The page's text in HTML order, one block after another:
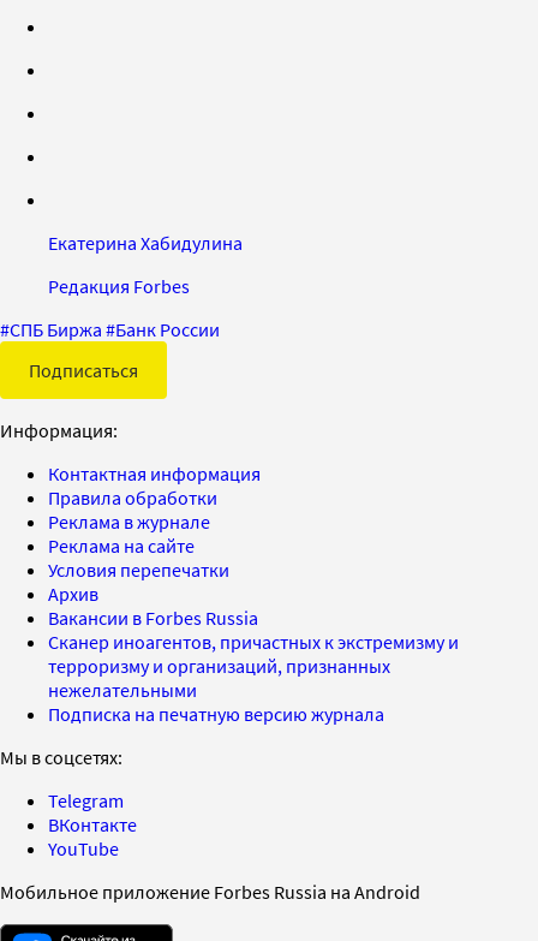
Екатерина Хабидулина
Редакция Forbes
#СПБ Биржа #Банк России
Подписаться
Информация:
Контактная информация
Правила обработки
Реклама в журнале
Реклама на сайте
Условия перепечатки
Архив
Вакансии в Forbes Russia
Сканер иноагентов, причастных к экстремизму и
терроризму и организаций, признанных
нежелательными
Подписка на печатную версию журнала
Мы в соцсетях:
Telegram
ВКонтакте
YouTube
Мобильное приложение Forbes Russia на Android